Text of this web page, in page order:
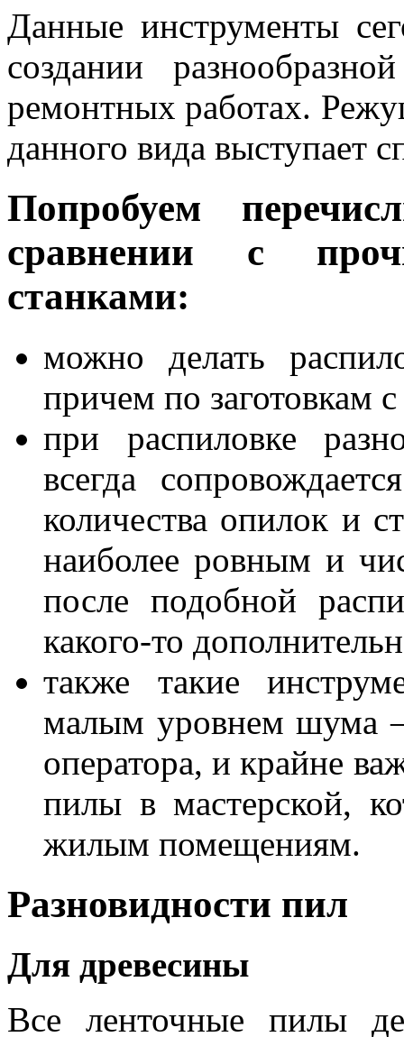
Данные инструменты
создании
ремонтных работах.
данного вида выступает
Попробуем
сравнении с
станками:
можно делать
причем по заготовкам
при распиловке
всегда
количества опилок и
наиболее ровным и
после подобной
какого-то
также такие
малым уровнем шума
оператора, и крайне
пилы в мастерской,
жилым помещениям.
Разновидности пил
Для древесины
Все ленточные пилы